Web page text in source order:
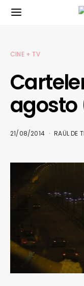
CINE + TV
agosto
21/08/2014 RAÜL DE